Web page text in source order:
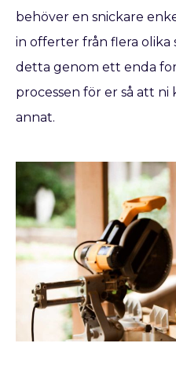
behöver en snickare
in offerter från flera olika
detta genom ett enda
processen för er så att
annat.